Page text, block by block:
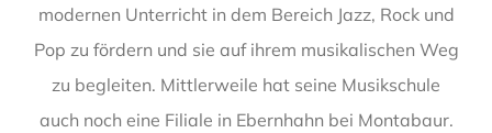
modernen Unterricht in dem Bereich Jazz, Rock und
Pop zu fördern und sie auf ihrem musikalischen Weg
zu begleiten. Mittlerweile hat seine Musikschule
auch noch eine Filiale in Ebernhahn bei Montabaur.